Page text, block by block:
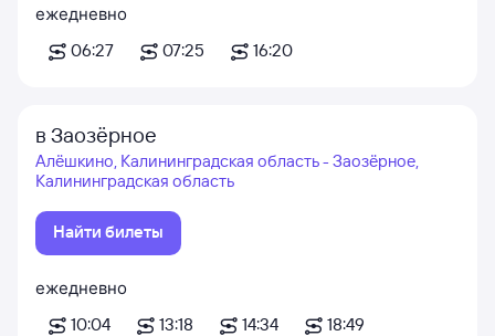
ежедневно
06:27
07:25 16:20
в Заозёрное
Алёшкино, Калининградская область - Заозёрное,
Калининградская область
Найти билеты
ежедневно
10:04
13:18 14:34
18:49